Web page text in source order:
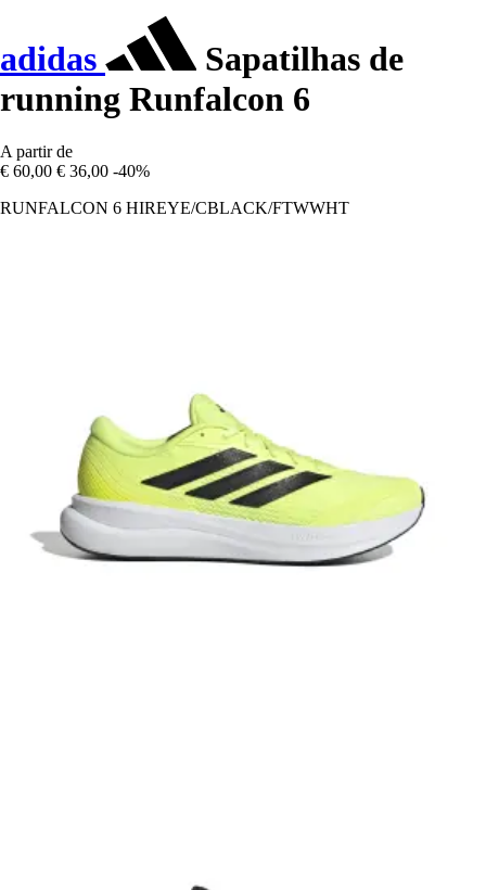
adidas
Sapatilhas de
running Runfalcon 6
A partir de
€ 60,00 € 36,00 -40%
RUNFALCON 6 HIREYE/CBLACK/FTWWHT